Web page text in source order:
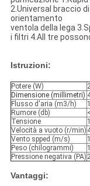
2.Universal braccio
orientamento
ventola della lega
i filtri 4.All tre
Istruzioni:
Potere (W)
Dimensione (millimetri)
Flusso d'aria (m3/h)
Rumore (db)
Tensione
Velocità a vuoto (r/min)
Vento spped (m/s)
Peso (chilogrammi)
Pressione negativa (PA)
Vantaggi: